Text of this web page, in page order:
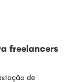
freelancers
de